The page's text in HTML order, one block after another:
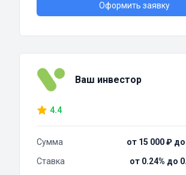
Оформить заявку
Ваш инвестор
4.4
Сумма
от 15 000 ₽
Ставка
от 0.24% до